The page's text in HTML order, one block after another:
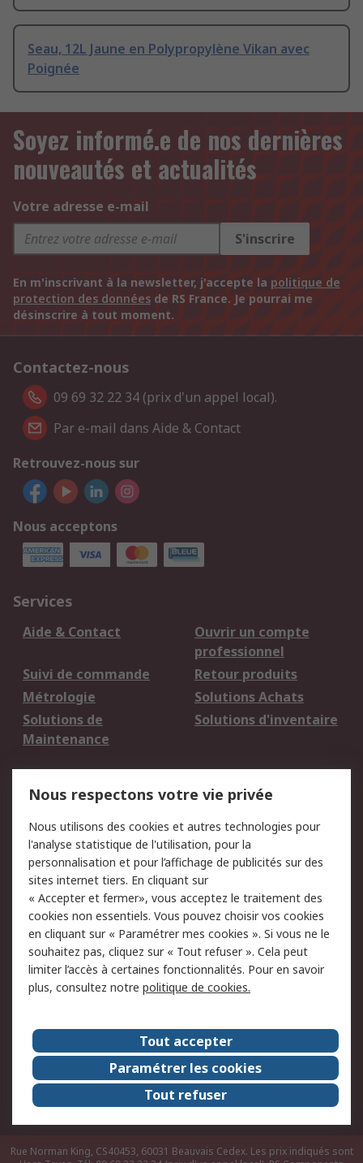
Seau, 12L Jaune en Polypropylène Vikan avec
Poignée
Soyez informé.e de nos dernières
nouveautés et actualités
Votre adresse e-mail
S'inscrire
En m'inscrivant à la newsletter, j'accepte la politique de
protection des données de RS France. Je pourrai me
désinscrire à tout moment.
Contactez-nous
09 69 32 22 34 (prix d'un appel local).
Par e-mail dans Aide & Contact
Retrouvez-nous sur
Nous acceptons
Services
Aide & Contact
Ouvrir un compte
professionnel
Suivi de commande
Retour produits
Métrologie
Solutions Achats
Solutions de
Maintenance
Solutions d'inventaire
du site
Politique de protection
des données - Mise à
jour
Sécurité des E-mails
Conditions générales
de vente
Politique anti-
corruption
Campagnes marketing
A propos de RS
A propos de RS France
Evénements
Le groupe RS Group Plc
Presse
RS dans le monde
Démarche RSE
Nous rejoindre
RS Particuliers
Rue Norman King, CS40453, 60031 Beauvais Cedex. Les prix indiqués sont
Nous respectons votre vie privée
Nous utilisons des cookies et autres technologies pour
l'analyse statistique de l'utilisation, pour la
personnalisation et pour l’affichage de publicités sur des
sites internet tiers. En cliquant sur
« Accepter et fermer», vous acceptez le traitement des
cookies non essentiels. Vous pouvez choisir vos cookies
en cliquant sur « Paramétrer mes cookies ». Si vous ne le
souhaitez pas, cliquez sur « Tout refuser ». Cela peut
limiter l’accès à certaines fonctionnalités. Pour en savoir
plus, consultez notre politique de cookies.
Tout accepter
Paramétrer les cookies
Tout refuser